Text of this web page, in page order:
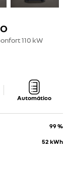
110 kW
Automático
99 %
52 kWh